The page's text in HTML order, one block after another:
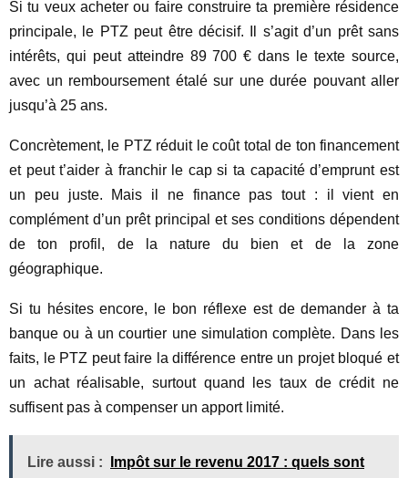
Si tu veux acheter ou faire construire ta première résidence
principale, le PTZ peut être décisif. Il s’agit d’un prêt sans
intérêts, qui peut atteindre 89 700 € dans le texte source,
avec un remboursement étalé sur une durée pouvant aller
jusqu’à 25 ans.
Concrètement, le PTZ réduit le coût total de ton financement
et peut t’aider à franchir le cap si ta capacité d’emprunt est
un peu juste. Mais il ne finance pas tout : il vient en
complément d’un prêt principal et ses conditions dépendent
de ton profil, de la nature du bien et de la zone
géographique.
Si tu hésites encore, le bon réflexe est de demander à ta
banque ou à un courtier une simulation complète. Dans les
faits, le PTZ peut faire la différence entre un projet bloqué et
un achat réalisable, surtout quand les taux de crédit ne
suffisent pas à compenser un apport limité.
Lire aussi :
Impôt sur le revenu 2017 : quels sont